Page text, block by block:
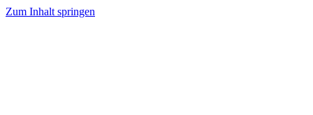
Zum Inhalt springen